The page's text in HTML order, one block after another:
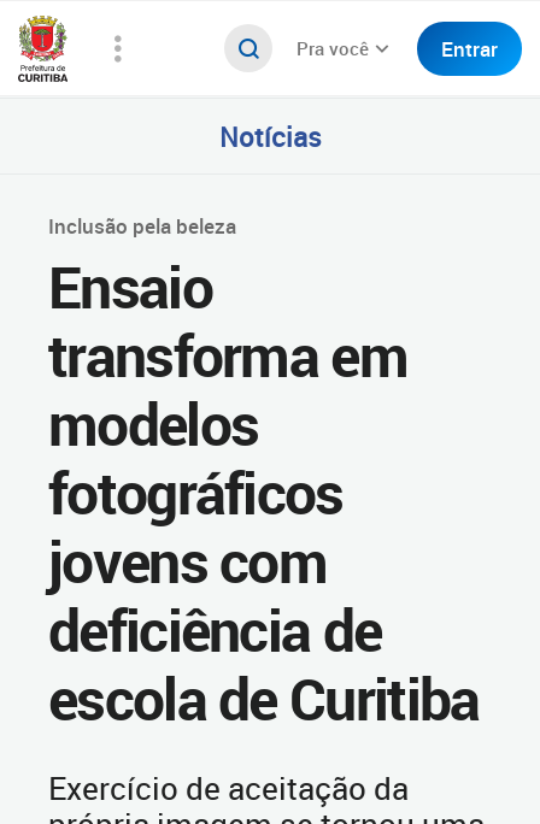
Pra você Entrar
Notícias
Inclusão pela beleza
Ensaio
transforma em
modelos
fotográficos
jovens com
deficiência de
escola de Curitiba
Exercício de aceitação da